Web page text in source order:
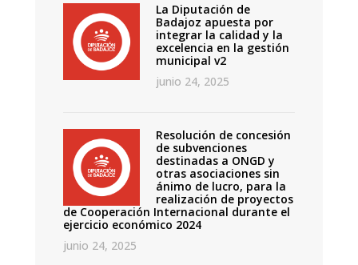
La Diputación de
Badajoz apuesta por
integrar la calidad y la
excelencia en la gestión
municipal v2
junio 24, 2025
Resolución de concesión
de subvenciones
destinadas a ONGD y
otras asociaciones sin
ánimo de lucro, para la
realización de proyectos
de Cooperación Internacional durante el
ejercicio económico 2024
junio 24, 2025